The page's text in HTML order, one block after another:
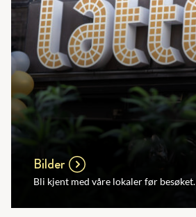
Bilder
Bli kjent med våre lokaler før besøket.